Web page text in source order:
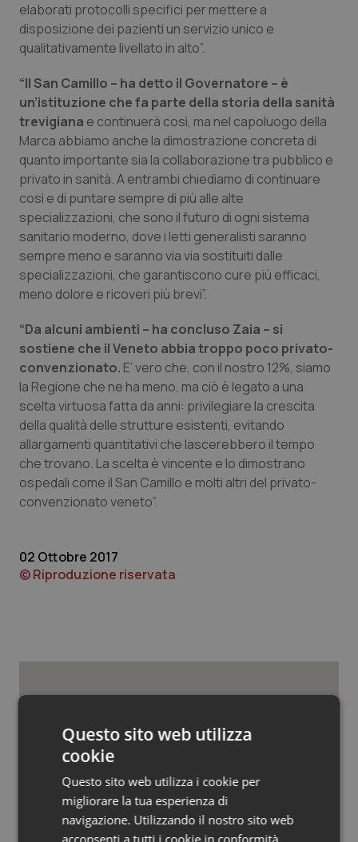
Lombardia
Molise
Piemonte
Provincia Autonoma di Bolzano
Provincia Autonoma di Trento
Puglia
Sardegna
Sicilia
Toscana
Umbria
Valle D’Aosta
Dolore
Epatiti
HIV
Infezioni & Febbre
Ipertensione & Scompenso
Malattie rare
Malattia di Crohn & Rettocolite Ulcerosa
Neuroscienze & patologie neurodegenerative
Obesità
Oftalmologia
Oncodermatologia
Oncologia & Nutrizione
Quotidiano Chirurgia
Quotidiano Oncologia
Quotidiano Pediatria
Rene & patologie urogenitali
elaborati protocolli specifici per mettere a
disposizione dei pazienti un servizio unico e
qualitativamente livellato in alto”.
“Il San Camillo – ha detto il Governatore – è
un’istituzione che fa parte della storia della sanità
trevigiana e continuerà così, ma nel capoluogo della
Marca abbiamo anche la dimostrazione concreta di
quanto importante sia la collaborazione tra pubblico e
privato in sanità. A entrambi chiediamo di continuare
così e di puntare sempre di più alle alte
specializzazioni, che sono il futuro di ogni sistema
sanitario moderno, dove i letti generalisti saranno
sempre meno e saranno via via sostituiti dalle
specializzazioni, che garantiscono cure più efficaci,
meno dolore e ricoveri più brevi”.
“Da alcuni ambienti – ha concluso Zaia – si
sostiene che il Veneto abbia troppo poco privato-
convenzionato. E’ vero che, con il nostro 12%, siamo
la Regione che ne ha meno, ma ciò è legato a una
scelta virtuosa fatta da anni: privilegiare la crescita
della qualità delle strutture esistenti, evitando
allargamenti quantitativi che lascerebbero il tempo
che trovano. La scelta è vincente e lo dimostrano
ospedali come il San Camillo e molti altri del privato-
convenzionato veneto”.
02 Ottobre 2017
© Riproduzione riservata
Regioni e Asl
Settimana della Scienza dello
Spallanzani: capire la ricerca per
comprendere il presente
Questo sito web utilizza
cookie
Questo sito web utilizza i cookie per
migliorare la tua esperienza di
navigazione. Utilizzando il nostro sito web
acconsenti a tutti i cookie in conformità